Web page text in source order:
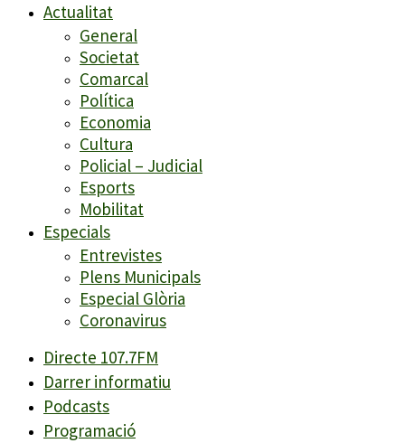
Actualitat
General
Societat
Comarcal
Política
Economia
Cultura
Policial – Judicial
Esports
Mobilitat
Especials
Entrevistes
Plens Municipals
Especial Glòria
Coronavirus
Directe 107.7FM
Darrer informatiu
Podcasts
Programació